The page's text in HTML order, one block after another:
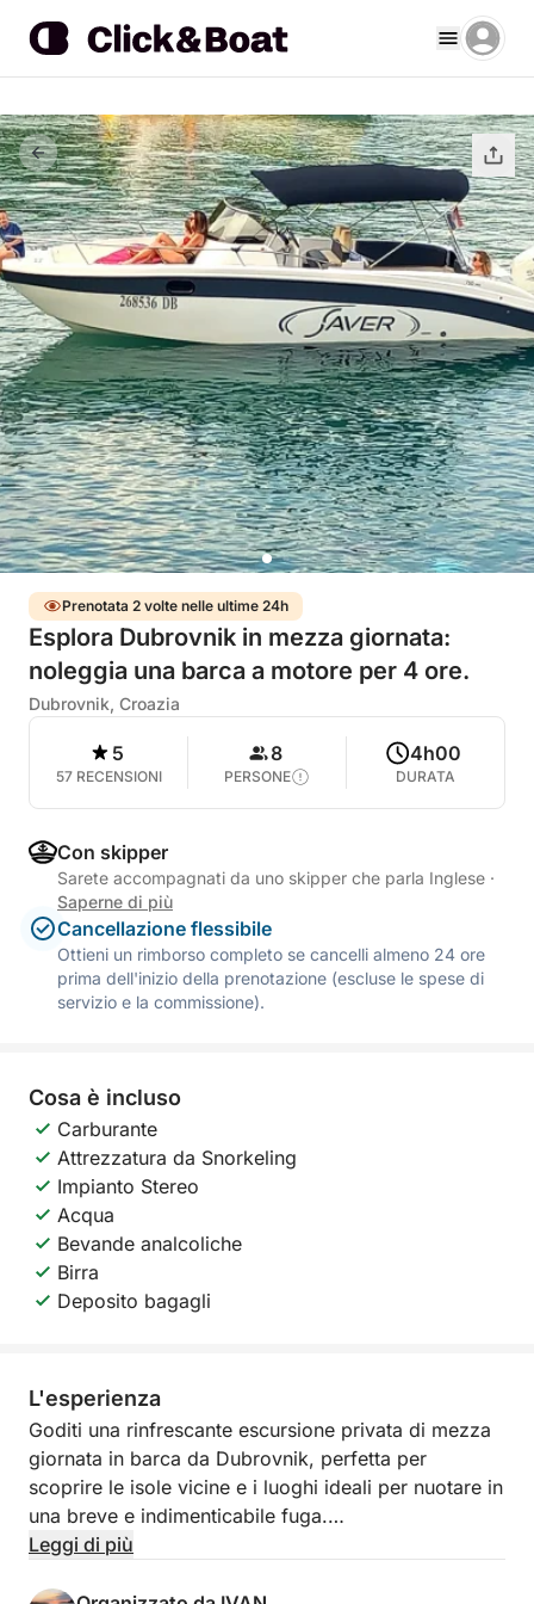
Prenotata 2 volte nelle ultime 24h
Esplora Dubrovnik in mezza giornata:
noleggia una barca a motore per 4 ore.
Dubrovnik, Croazia
5
57 RECENSIONI
8
PERSONE
4h00
DURATA
Con skipper
Sarete accompagnati da uno skipper che parla Inglese ·
Saperne di più
Cancellazione flessibile
Ottieni un rimborso completo se cancelli almeno 24 ore
prima dell'inizio della prenotazione (escluse le spese di
servizio e la commissione).
Cosa è incluso
Carburante
Attrezzatura da Snorkeling
Impianto Stereo
Acqua
Bevande analcoliche
Birra
Deposito bagagli
L'esperienza
Goditi una rinfrescante escursione privata di mezza
giornata in barca da Dubrovnik, perfetta per
scoprire le isole vicine e i luoghi ideali per nuotare in
una breve e indimenticabile fuga.
Leggi di più